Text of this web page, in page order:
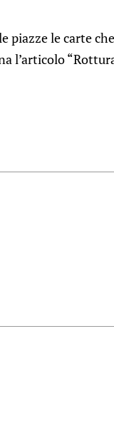
piazze le carte
l’articolo